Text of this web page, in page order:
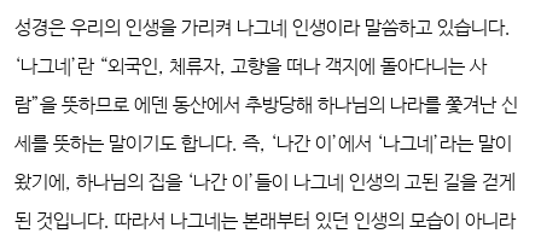
성경은 우리의 인생을 가리켜 나그네 인생이라 말씀하고 있습니다.
‘나그네’란 “외국인, 체류자, 고향을 떠나 객지에 돌아다니는 사
람”을 뜻하므로 에덴 동산에서 추방당해 하나님의 나라를 쫓겨난 신
세를 뜻하는 말이기도 합니다. 즉, ‘나간 이’에서 ‘나그네’라는 말이
왔기에, 하나님의 집을 ‘나간 이’들이 나그네 인생의 고된 길을 걷게
된 것입니다. 따라서 나그네는 본래부터 있던 인생의 모습이 아니라